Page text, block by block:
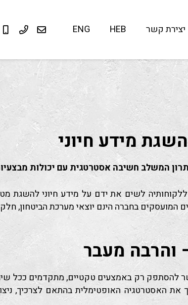
יצירת קשר HEB
ENG
מידע חיוני
המשלב חשיבה אסטרטגית עם יכולות
רצון לסייע ללקוחותיה לשים את ידם על מידע
המועסקים בחברה הינם יוצאי מערכת הביטחון,
והרבה מעבר
להסתפק רק באמצעים טקטיים, מתקדמים ככל
את האסטרטגיה האופטימלית בהתאם לצרכיך,